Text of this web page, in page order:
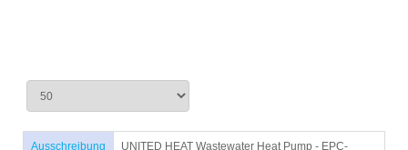
Ausschreibung
UNITED HEAT Wastewater Heat Pump - EPC-